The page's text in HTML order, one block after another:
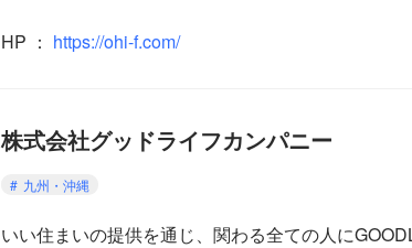
HP ： https://ohi-f.com/
株式会社グッドライフカンパニー
九州・沖縄
いい住まいの提供を通じ、関わる全ての人に